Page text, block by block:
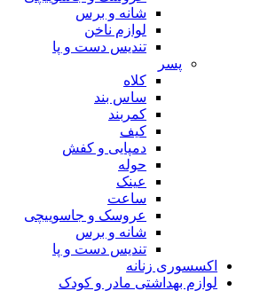
شانه و برس
لوازم ناخن
تندیس دست و پا
پسر
کلاه
ساس بند
کمربند
کیف
دمپایی و کفش
حوله
عینک
ساعت
عروسک و جاسوییچی
شانه و برس
تندیس دست و پا
اکسسوری زنانه
لوازم بهداشتی مادر و کودک